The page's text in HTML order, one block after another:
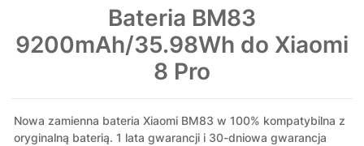
Bateria BM83
9200mAh/35.98Wh do Xiaomi
8 Pro
Nowa zamienna bateria Xiaomi BM83 w 100% kompatybilna z
oryginalną baterią. 1 lata gwarancji i 30-dniowa gwarancja